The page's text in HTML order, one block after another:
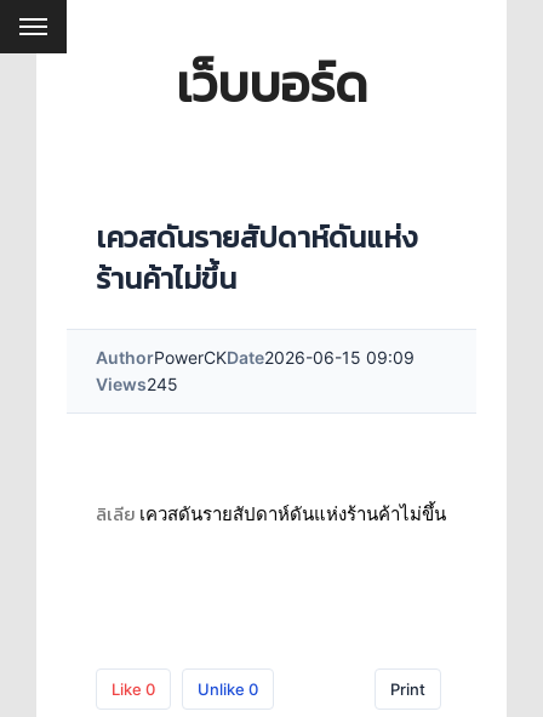
เว็บบอร์ด
เควสดันรายสัปดาห์ดันแห่ง
ร้านค้าไม่ขึ้น
AuthorPowerCKDate2026-06-15 09:09
Views245
ลิเลีย เควสดันรายสัปดาห์ดันแห่งร้านค้าไม่ขึ้น
Like 0 Unlike 0 Print